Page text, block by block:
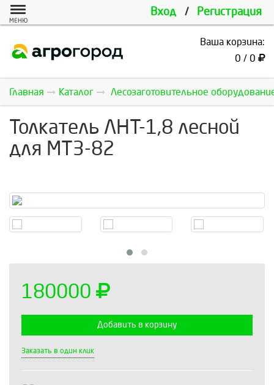
Вход / Регистрация
МЕНЮ
Ваша корзина:
0 / 0
Главная Каталог Лесозаготовительное
Толкатель ЛНТ-1,8 лесной
для МТЗ-82
180000
Добавить в корзину
Заказать в один клик